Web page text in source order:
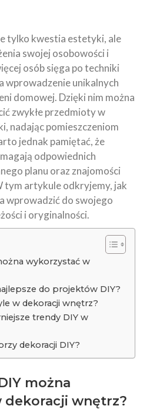
tylko kwestia estetyki, ale
swojej osobowości i
osób sięga po techniki
wprowadzenie unikalnych
domowej. Dzięki nim można
zwykłe przedmioty w
nadając pomieszczeniom
jednak pamiętać, że
odpowiednich
planu oraz znajomości
tym artykule odkryjemy, jak
wprowadzić do swojego
i oryginalności.
wykorzystać w
do projektów DIY?
w dekoracji wnętrz?
trendy DIY w
dekoracji DIY?
można
dekoracji wnętrz?